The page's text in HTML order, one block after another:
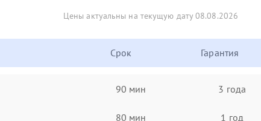
Цены актуальны на текущую дату 08.08.2026
Срок Гарантия
90 мин 3 года
80 мин 1 год